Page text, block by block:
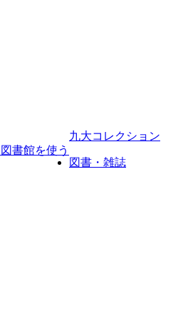
図書館を使う
九大コレクション
図書・雑誌